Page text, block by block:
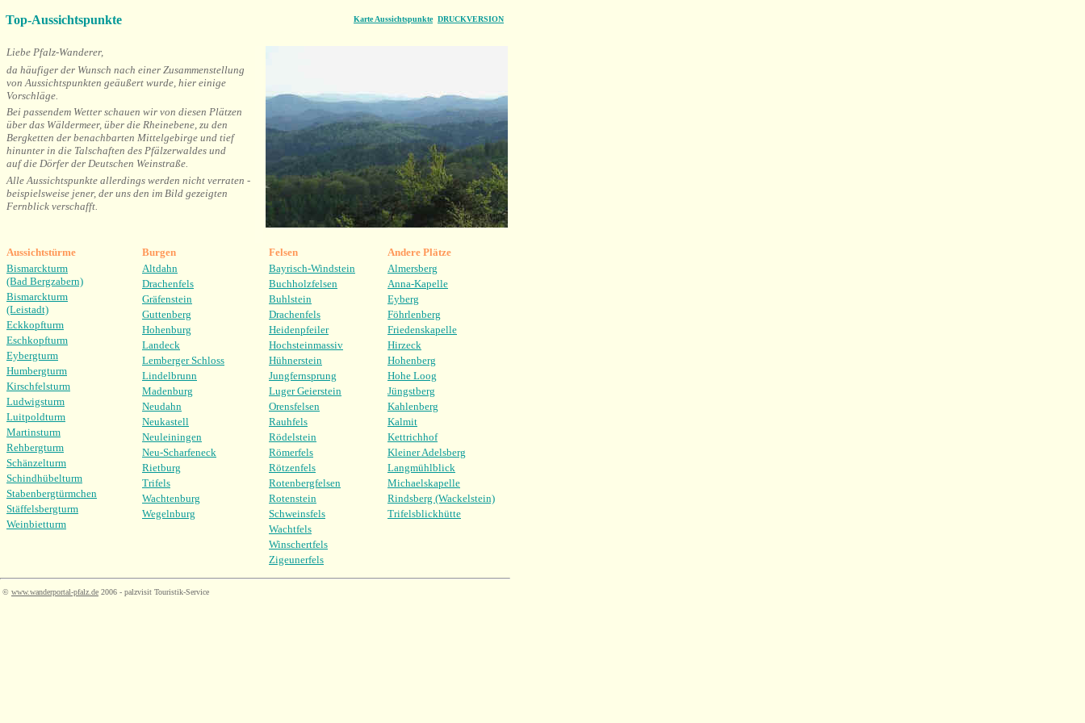
Top-Aussichtspunkte Karte Aussichtspunkte DRUCKVERSION
Liebe Pfalz-Wanderer,
da häufiger der Wunsch nach einer Zusammenstellung
von Aussichtspunkten geäußert wurde, hier einige
Vorschläge.
Bei passendem Wetter schauen wir von diesen Plätzen
über das Wäldermeer, über die Rheinebene, zu den
Bergketten der benachbarten Mittelgebirge und tief
hinunter in die Talschaften des Pfälzerwaldes und
auf die Dörfer der Deutschen Weinstraße.
Alle Aussichtspunkte allerdings werden nicht verraten -
beispielsweise jener, der uns den im Bild gezeigten
Fernblick verschafft.
Aussichtstürme Burgen Felsen
Andere Plätze
Bismarckturm
(Bad Bergzabern)
Bismarckturm
(Leistadt)
Eckkopfturm
Eschkopfturm
Eybergturm
Humbergturm
Kirschfelsturm
Ludwigsturm
Luitpoldturm
Martinsturm
Rehbergturm
Schänzelturm
Schindhübelturm
Stabenbergtürmchen
Stäffelsbergturm
Weinbietturm
Altdahn
Drachenfels
Gräfenstein
Guttenberg
Hohenburg
Landeck
Lemberger Schloss
Lindelbrunn
Madenburg
Neudahn
Neukastell
Neuleiningen
Neu-Scharfeneck
Rietburg
Trifels
Wachtenburg
Wegelnburg
Bayrisch-Windstein
Buchholzfelsen
Buhlstein
Drachenfels
Heidenpfeiler
Hochsteinmassiv
Hühnerstein
Jungfernsprung
Luger Geierstein
Orensfelsen
Rauhfels
Rödelstein
Römerfels
Rötzenfels
Rotenbergfelsen
Rotenstein
Schweinsfels
Wachtfels
Winschertfels
Zigeunerfels
Almersberg
Anna-Kapelle
Eyberg
Föhrlenberg
Friedenskapelle
Hirzeck
Hohenberg
Hohe Loog
Jüngstberg
Kahlenberg
Kalmit
Kettrichhof
Kleiner Adelsberg
Langmühlblick
Michaelskapelle
Rindsberg (Wackelstein)
Trifelsblickhütte
© www.wanderportal-pfalz.de 2006 - palzvisit Touristik-Service